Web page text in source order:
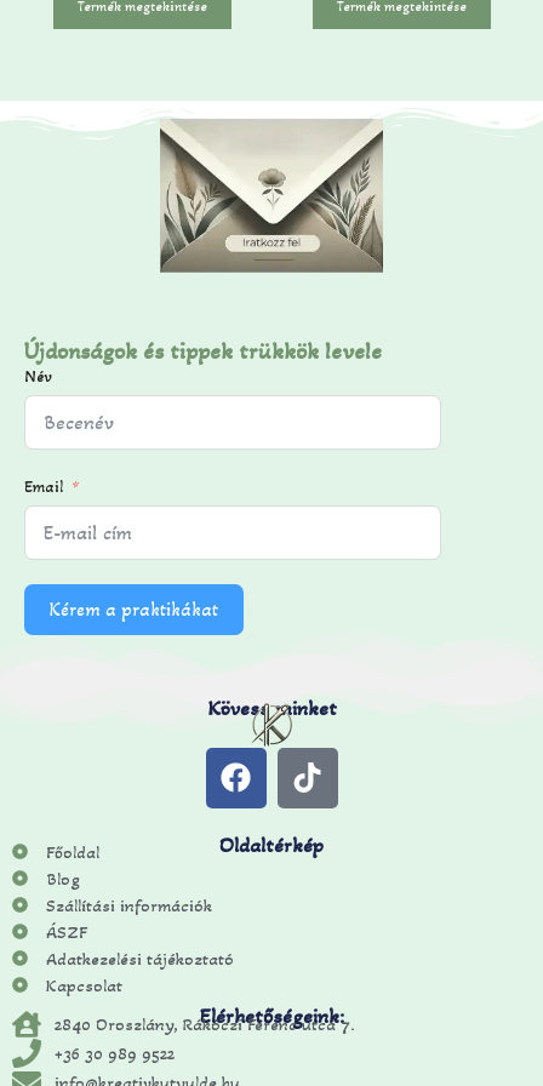
b
l
Termék megtekintése
b
l
Termék megtekintése
Újdonságok és tippek trükkök levele
Név
Email
Kérem a praktikákat
Kövess minket
Oldaltérkép
Főoldal
Blog
Szállítási információk
ÁSZF
Adatkezelési tájékoztató
Kapcsolat
Elérhetőségeink:
2840 Oroszlány, Rákóczi Ferenc utca 7.
+36 30 989 9522